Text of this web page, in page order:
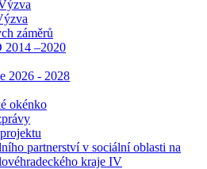
záměrů
2014 –2020
2026 - 2028
okénko
partnerství v sociální oblasti na
kraje IV